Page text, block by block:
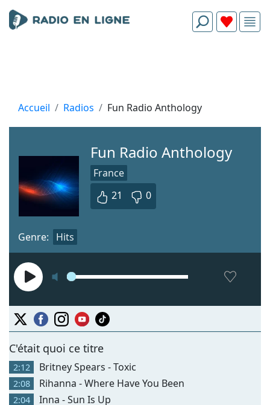
Accueil Radios Fun Radio Anthology
Fun Radio Anthology
France
21
0
Genre: Hits
C'était quoi ce titre
2:12 Britney Spears - Toxic
2:08 Rihanna - Where Have You Been
2:04 Inna - Sun Is Up